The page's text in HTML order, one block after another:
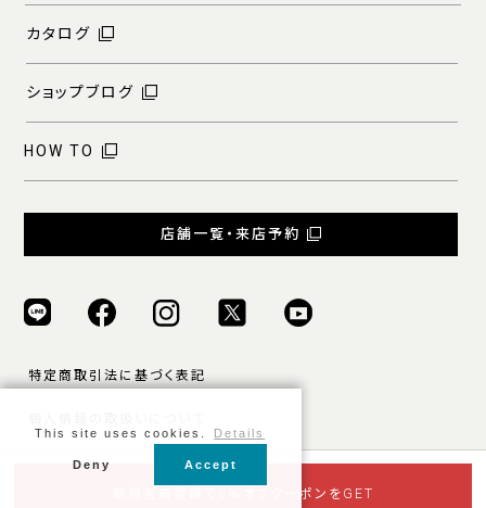
新規会員登録で5％オフクーポンをGET
カタログ
ショップブログ
HOW TO
店舗一覧・来店予約
特定商取引法に基づく表記
ご利用規約
This site uses cookies. Details
Deny Accept